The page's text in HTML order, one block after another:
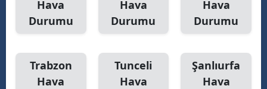
Hava
Durumu
Hava
Durumu
Hava
Durumu
Trabzon
Hava
Tunceli
Hava
Şanlıurfa
Hava